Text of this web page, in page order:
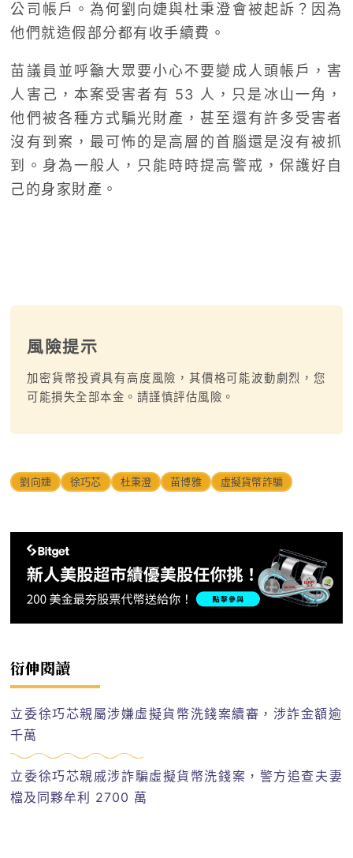
公司帳戶。為何劉向婕與杜秉澄會被起訴？因為
他們就造假部分都有收手續費。
苗議員並呼籲大眾要小心不要變成人頭帳戶，害
人害己，本案受害者有 53 人，只是冰山一角，
他們被各種方式騙光財產，甚至還有許多受害者
沒有到案，最可怖的是高層的首腦還是沒有被抓
到。身為一般人，只能時時提高警戒，保護好自
己的身家財產。
風險提示
加密貨幣投資具有高度風險，其價格可能波動劇烈，您
可能損失全部本金。請謹慎評估風險。
劉向婕 徐巧芯 杜秉澄 苗博雅 虛擬貨幣詐騙
衍伸閱讀
立委徐巧芯親屬涉嫌虛擬貨幣洗錢案續審，涉詐金額逾
千萬
立委徐巧芯親戚涉詐騙虛擬貨幣洗錢案，警方追查夫妻
檔及同夥牟利 2700 萬